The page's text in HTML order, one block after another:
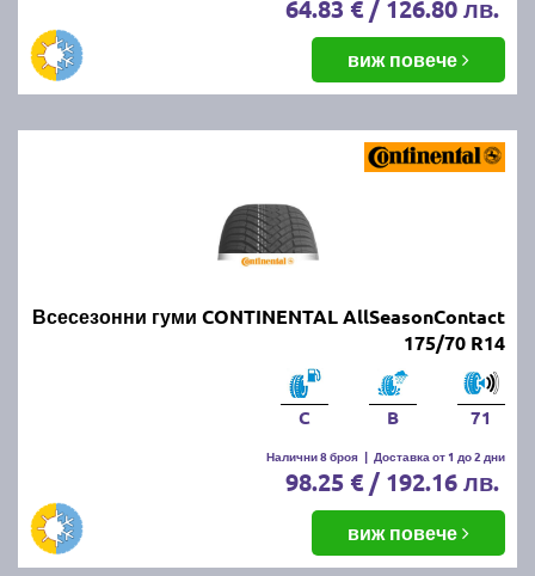
64.83 € / 126.80 лв.
виж повече
Всесезонни гуми CONTINENTAL AllSeasonContact
175/70 R14
C B 71
Налични 8 броя | Доставка от 1 до 2 дни
98.25 € / 192.16 лв.
виж повече